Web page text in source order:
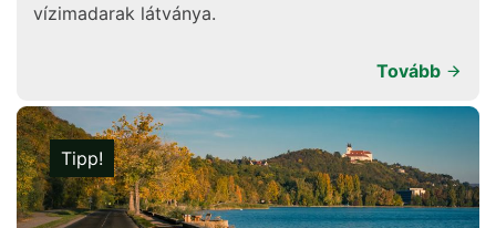
vízimadarak látványa.
Tovább
Tipp!